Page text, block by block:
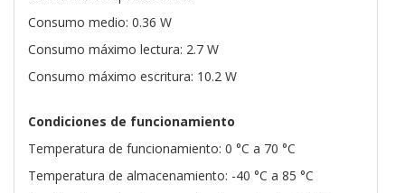
Consumo medio: 0.36 W
Consumo máximo lectura: 2.7 W
Consumo máximo escritura: 10.2 W
Condiciones de funcionamiento
Temperatura de funcionamiento: 0 °C a 70 °C
Temperatura de almacenamiento: -40 °C a 85 °C